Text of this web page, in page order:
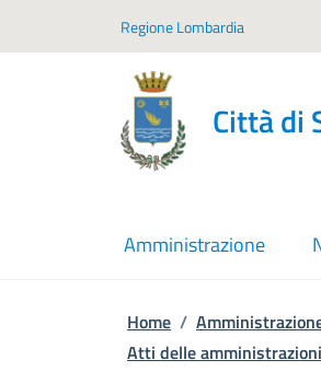
Regione Lombardia
Città di
Amministrazione
Home /
Atti delle